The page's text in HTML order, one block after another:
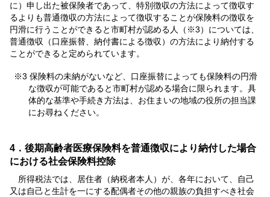
に）申し出た被保険者であって、特別徴収の方法によって徴収す
るよりも普通徴収の方法によって徴収することが保険料の徴収を
円滑に行うことができると市町村が認める人（※3）については、
普通徴収（口座振替、納付書による徴収）の方法により納付する
ことができると定められています。
※3 保険料の未納がないなど、口座振替によっても保険料の円滑
な徴収が可能であると市町村が認める場合に限られます。具
体的な基準や手続き方法は、お住まいの地域の役所の担当課
にお尋ねください。
4．後期高齢者医療保険料を普通徴収により納付した場合
における社会保険料控除
所得税法では、居住者（納税者本人）が、各年において、自己
又は自己と生計を一にする配偶者その他の親族の負担すべき社会